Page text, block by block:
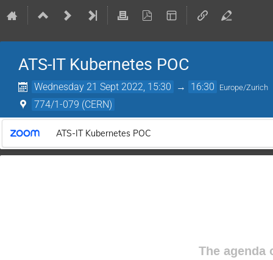
ATS-IT Kubernetes POC
Wednesday 21 Sept 2022, 15:30 → 16:30 Europe/Zurich
774/1-079 (CERN)
ATS-IT Kubernetes POC
The